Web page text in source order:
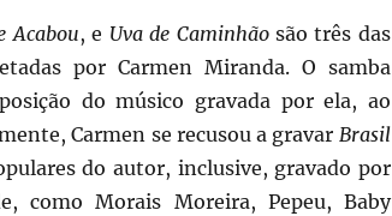
Acabou, e Uva de Caminhãosão três das
por Carmen Miranda. O samba
do músico gravada por ela, ao
Carmen se recusou a gravar Brasil
do autor, inclusive, gravado por
como Morais Moreira, Pepeu, Baby